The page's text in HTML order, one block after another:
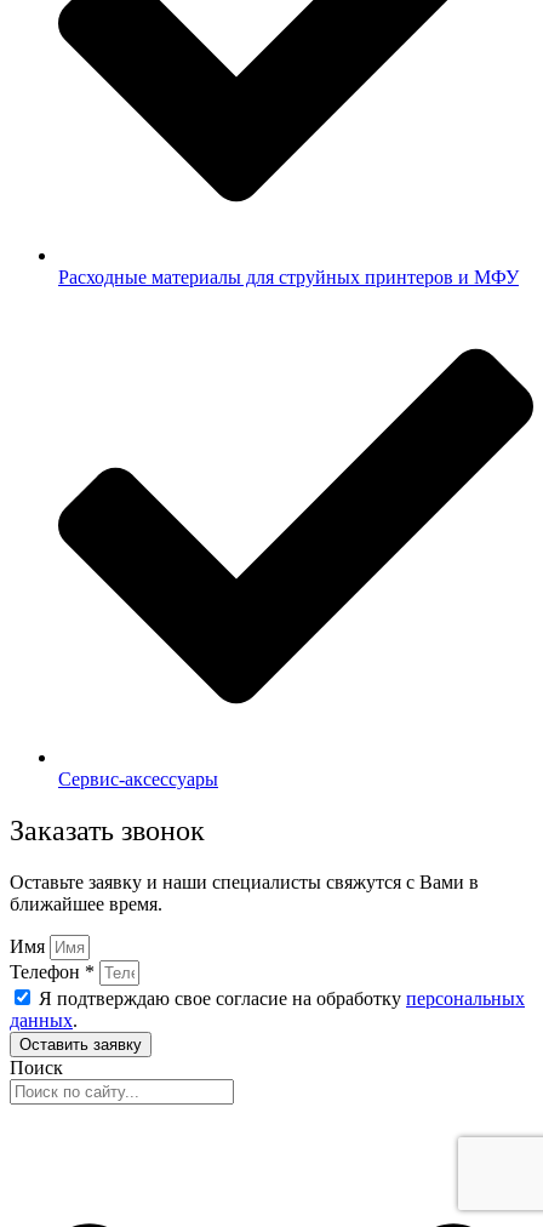
Расходные материалы для струйных принтеров и МФУ
Сервис-аксессуары
Заказать звонок
Оставьте заявку и наши специалисты свяжутся с Вами в
ближайшее время.
Имя
Телефон *
Я подтверждаю свое согласие на обработку персональных
данных.
Оставить заявку
Поиск